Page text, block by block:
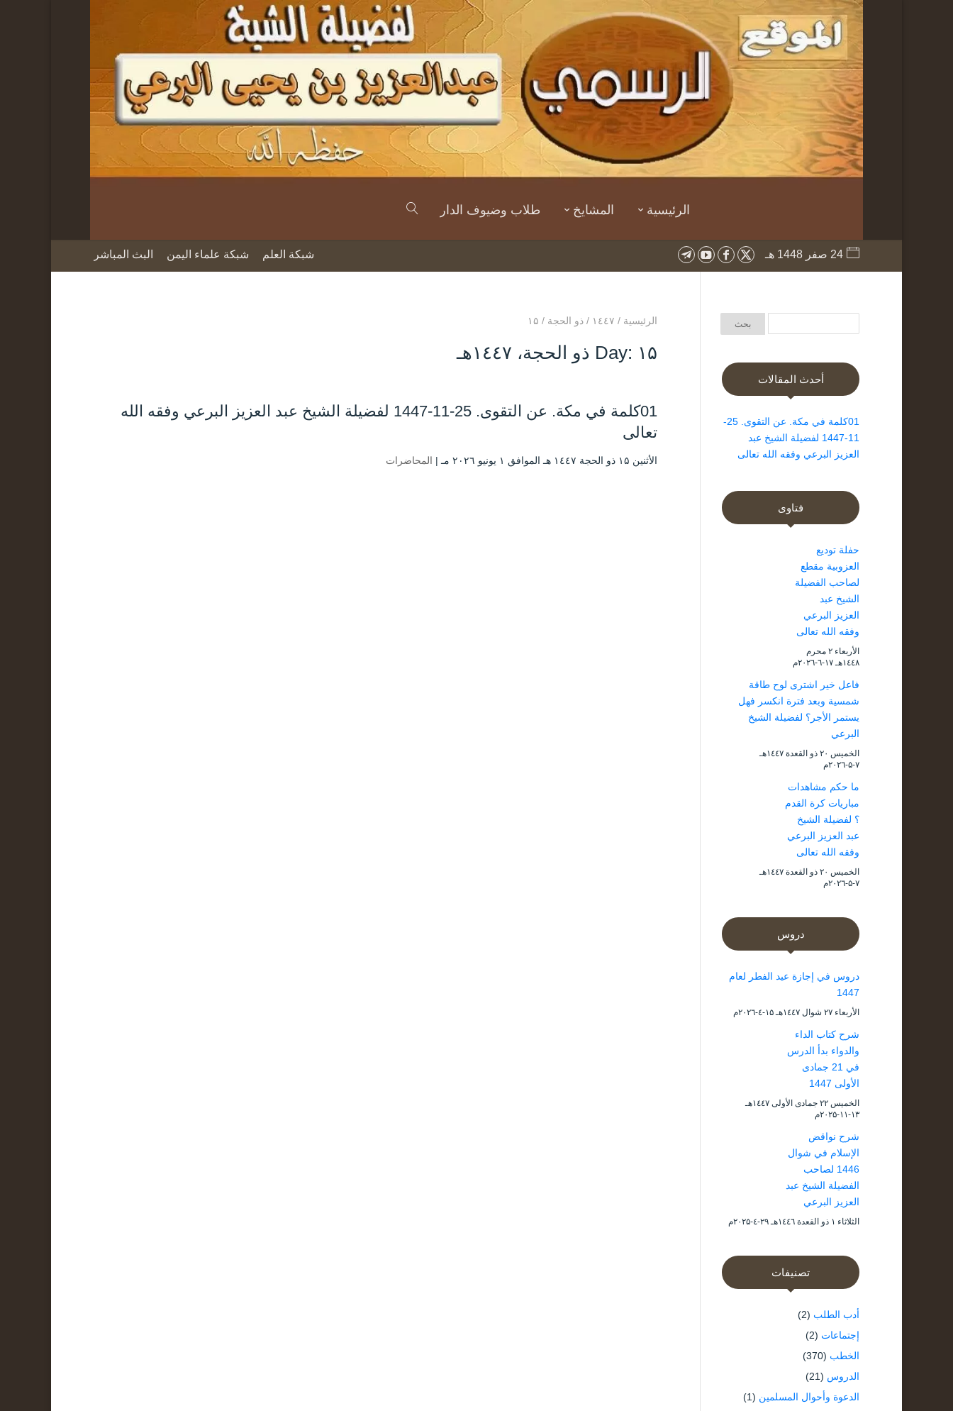
الرئيسية المشايخ طلاب وضيوف الدار
24 صفر 1448 هـ شبكة العلم شبكة علماء اليمن البث المباشر
الرئيسية / ۱٤٤۷ / ذو الحجة / ۱۵
Day: ۱۵ ذو الحجة، ۱٤٤۷هـ
‏‏01كلمة في مكة. عن التقوى. 25-11-1447 لفضيلة الشيخ عبد العزيز البرعي وفقه الله
تعالى
الأثنين ۱۵ ذو الحجة ۱٤٤۷ هـ الموافق ۱ يونيو ۲۰۲٦ مـ | المحاضرات
أحدث المقالات
‏‏01كلمة في مكة. عن التقوى. 25-
11-1447 لفضيلة الشيخ عبد
العزيز البرعي وفقه الله تعالى
فتاوى
حفلة توديع
العزوبية مقطع
لصاحب الفضيلة
الشيخ عبد
العزيز البرعي
وفقه الله تعالى
الأربعاء ۲ محرم
۱٤٤۸هـ ۱۷-٦-۲۰۲٦م
فاعل خير اشترى لوح طاقة
شمسية وبعد فترة انكسر فهل
يستمر الأجر؟ لفضيلة الشيخ
البرعي
الخميس ۲۰ ذو القعدة ۱٤٤۷هـ
۷-۵-۲۰۲٦م
ما حكم مشاهدات
مباريات كرة القدم
؟ لفضيلة الشيخ
عبد العزيز البرعي
وفقه الله تعالى
الخميس ۲۰ ذو القعدة ۱٤٤۷هـ
۷-۵-۲۰۲٦م
دروس
دروس في إجازة عيد الفطر لعام
1447
الأربعاء ۲۷ شوال ۱٤٤۷هـ ۱۵-٤-۲۰۲٦م
شرح كتاب الداء
والدواء بدأ الدرس
في 21 جمادى
الأولى 1447
الخميس ۲۲ جمادى الأولى ۱٤٤۷هـ
۱۳-۱۱-۲۰۲۵م
شرح نواقض
الإسلام في شوال
1446 لصاحب
الفضيلة الشيخ عبد
العزيز البرعي
الثلاثاء ۱ ذو القعدة ۱٤٤٦هـ ۲۹-٤-۲۰۲۵م
تصنيفات
أدب الطلب (2)
إجتماعات (2)
الخطب (370)
الدروس (21)
الدعوة وأحوال المسلمين (1)